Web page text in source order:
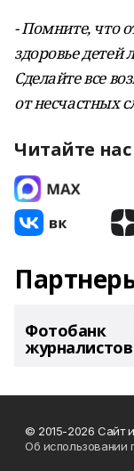
- Помните, что о
здоровье детей
Сделайте все
от несчастных
Читайте нас
Фотобанк
© 2015-2026 Сайт
Об использовании